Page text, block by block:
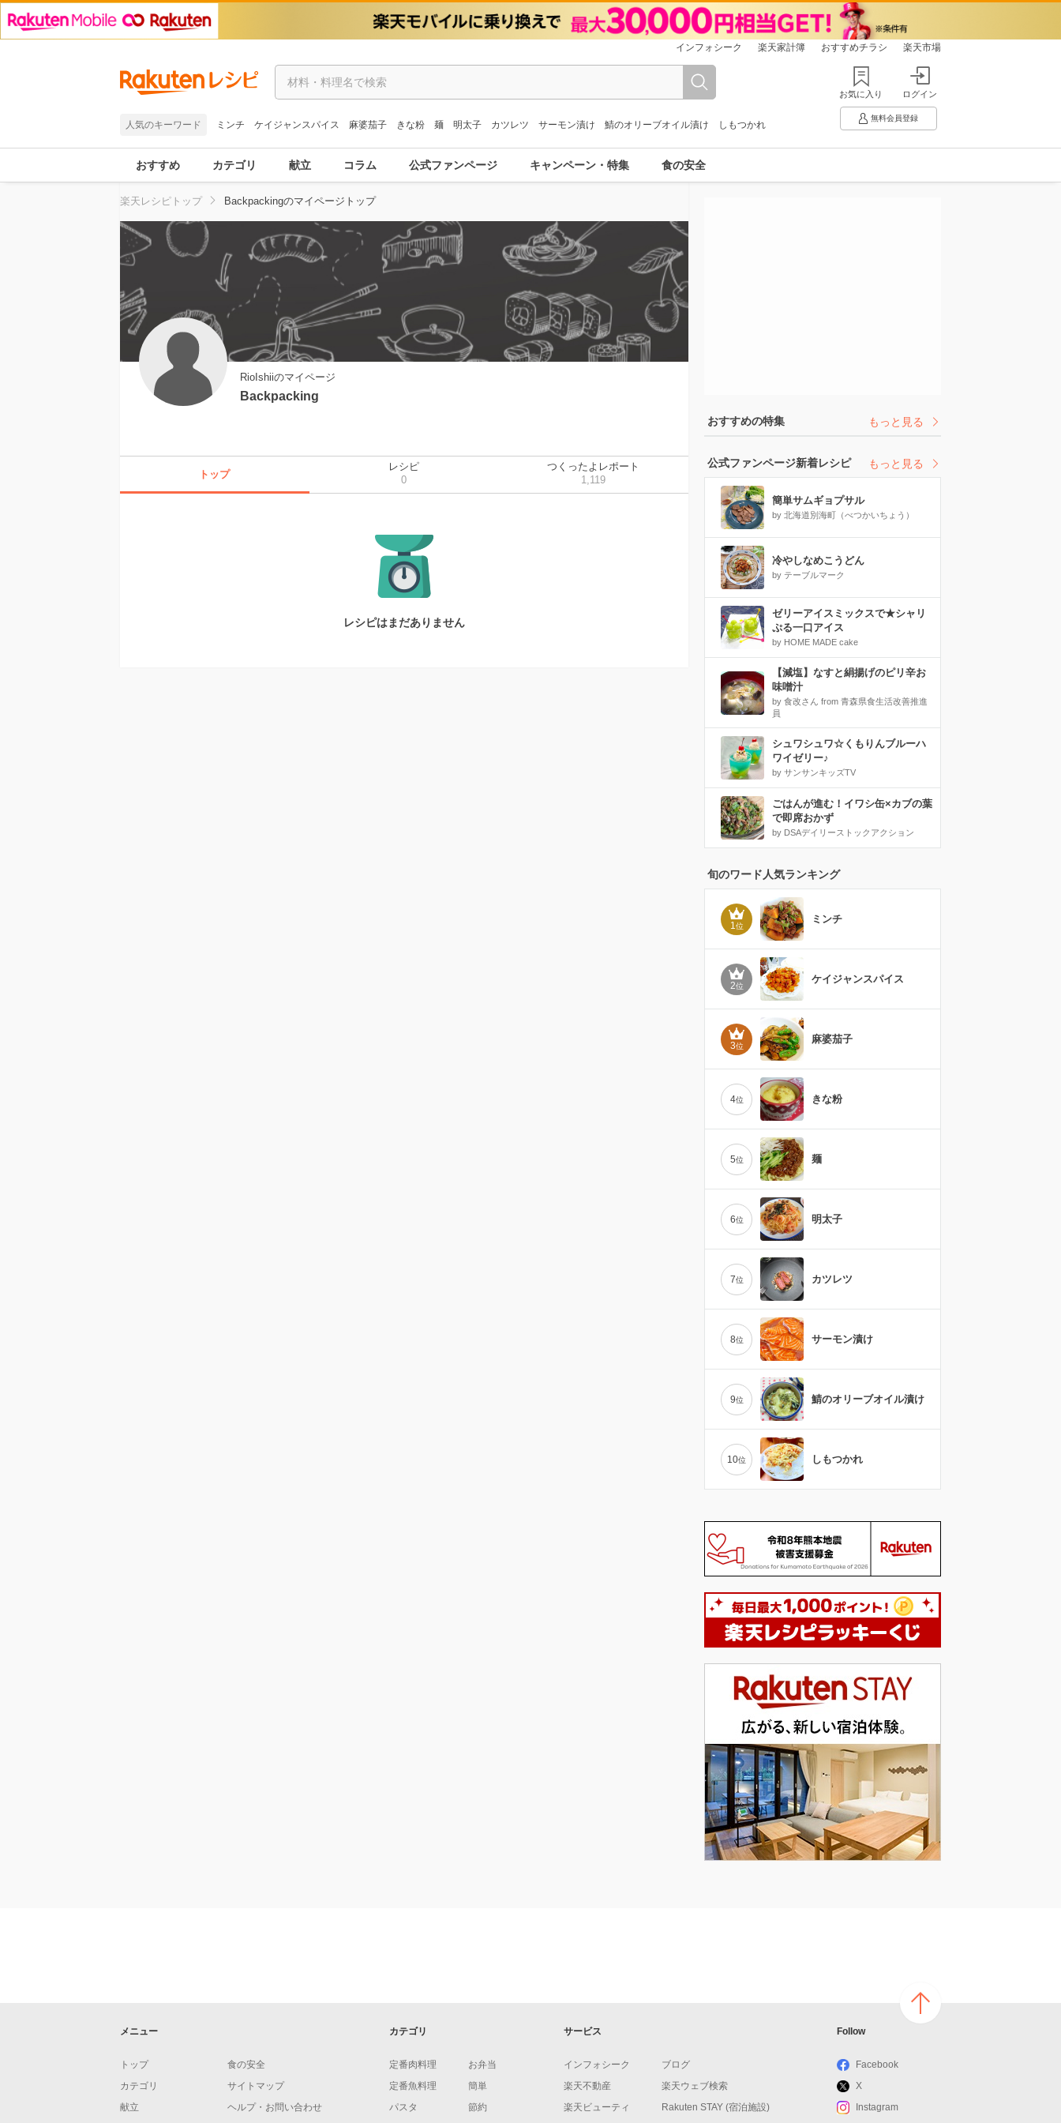
インフォシーク 楽天家計簿 おすすめチラシ 楽天市場
人気のキーワード ミンチ ケイジャンスパイス 麻婆茄子 きな粉 麺 明太子 カツレツ サーモン漬け 鯖のオリーブオイル漬け しもつかれ
お気に入り ログイン
無料会員登録
おすすめ カテゴリ 献立 コラム 公式ファンページ キャンペーン・特集 食の安全
楽天レシピトップ Backpackingのマイページトップ
RioIshiiのマイページ
Backpacking
トップ
レシピ
0
つくったよレポート
1,119
レシピはまだありません
おすすめの特集 もっと見る
公式ファンページ新着レシピ もっと見る
簡単サムギョプサル
by 北海道別海町（べつかいちょう）
冷やしなめこうどん
by テーブルマーク
ゼリーアイスミックスで★シャリ
ぷる一口アイス
by HOME MADE cake
【減塩】なすと絹揚げのピリ辛お
味噌汁
by 食改さん from 青森県食生活改善推進
員
シュワシュワ☆くもりんブルーハ
ワイゼリー♪
by サンサンキッズTV
ごはんが進む！イワシ缶×カブの葉
で即席おかず
by DSAデイリーストックアクション
旬のワード人気ランキング
1位
ミンチ
2位
ケイジャンスパイス
3位
麻婆茄子
4位 きな粉
5位 麺
6位 明太子
7位 カツレツ
8位 サーモン漬け
9位 鯖のオリーブオイル漬け
10位 しもつかれ
メニュー
トップ
カテゴリ
献立
食の安全
サイトマップ
ヘルプ・お問い合わせ
カテゴリ
定番肉料理
定番魚料理
パスタ
お弁当
簡単
節約
サービス
インフォシーク
楽天不動産
楽天ビューティ
ブログ
楽天ウェブ検索
Rakuten STAY (宿泊施設)
Follow
Facebook
X
Instagram